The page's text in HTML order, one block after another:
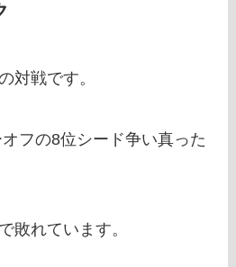
対戦です。
フの8位シード争い真った
敗れています。